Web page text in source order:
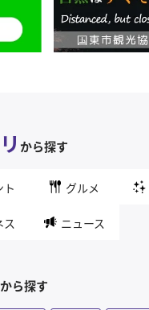
から探す
ト グルメ
ス ニュース
から探す